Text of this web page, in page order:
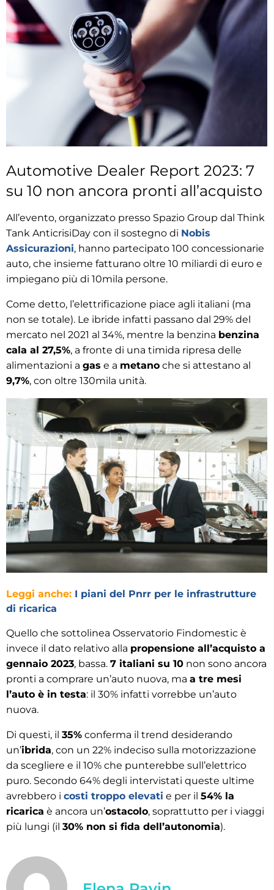
Automotive Dealer Report 2023: 7
su 10 non ancora pronti all’acquisto
All’evento, organizzato presso Spazio Group dal Think
Tank AnticrisiDay con il sostegno di Nobis
Assicurazioni, hanno partecipato 100 concessionarie
auto, che insieme fatturano oltre 10 miliardi di euro e
impiegano più di 10mila persone.
Come detto, l’elettrificazione piace agli italiani (ma
non se totale). Le ibride infatti passano dal 29% del
mercato nel 2021 al 34%, mentre la benzina benzina
cala al 27,5%, a fronte di una timida ripresa delle
alimentazioni a gas e a metano che si attestano al
9,7%, con oltre 130mila unità.
Leggi anche: I piani del Pnrr per le infrastrutture
di ricarica
Quello che sottolinea Osservatorio Findomestic è
invece il dato relativo alla propensione all’acquisto a
gennaio 2023, bassa. 7 italiani su 10 non sono ancora
pronti a comprare un’auto nuova, ma a tre mesi
l’auto è in testa: il 30% infatti vorrebbe un’auto
nuova.
Di questi, il 35% conferma il trend desiderando
un’ibrida, con un 22% indeciso sulla motorizzazione
da scegliere e il 10% che punterebbe sull’elettrico
puro. Secondo 64% degli intervistati queste ultime
avrebbero i costi troppo elevati e per il 54% la
ricarica è ancora un’ostacolo, soprattutto per i viaggi
più lungi (il 30% non si fida dell’autonomia).